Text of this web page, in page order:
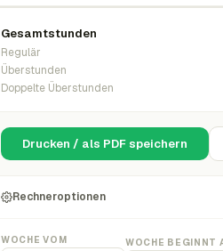
Gesamtstunden
Regulär
Überstunden
Doppelte Überstunden
Drucken / als PDF speichern
Rechneroptionen
WOCHE VOM WOCHE BEGINNT